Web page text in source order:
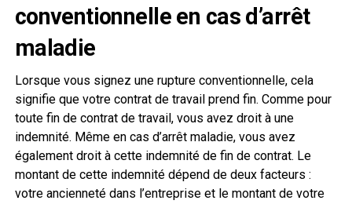
conventionnelle en cas d’arrêt
maladie
Lorsque vous signez une rupture conventionnelle, cela
signifie que votre contrat de travail prend fin. Comme pour
toute fin de contrat de travail, vous avez droit à une
indemnité. Même en cas d’arrêt maladie, vous avez
également droit à cette indemnité de fin de contrat. Le
montant de cette indemnité dépend de deux facteurs :
votre ancienneté dans l’entreprise et le montant de votre